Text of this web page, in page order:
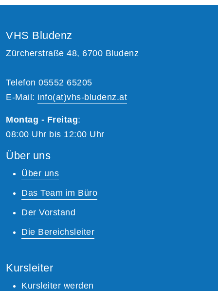
VHS Bludenz
Zürcherstraße 48, 6700 Bludenz
Telefon 05552 65205
E-Mail: info(at)vhs-bludenz.at
Montag - Freitag:
08:00 Uhr bis 12:00 Uhr
Über uns
Über uns
Das Team im Büro
Der Vorstand
Die Bereichsleiter
Kursleiter
Kursleiter werden